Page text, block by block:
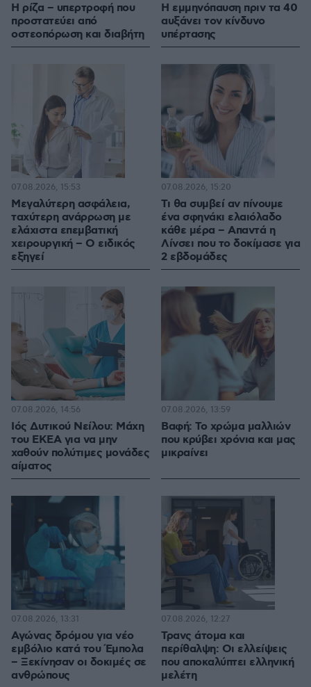
Η ρίζα – υπερτροφή που
προστατεύει από
οστεοπόρωση και διαβήτη
Η εμμηνόπαυση πριν τα 40
αυξάνει τον κίνδυνο
υπέρτασης
Μεγαλύτερη ασφάλεια,
ταχύτερη ανάρρωση με
ελάχιστα επεμβατική
χειρουργική – Ο ειδικός
εξηγεί
07.08.2026, 15:53
Τι θα συμβεί αν πίνουμε
ένα σφηνάκι ελαιόλαδο
κάθε μέρα – Απαντά η
Λίνσει που το δοκίμασε για
2 εβδομάδες
07.08.2026, 15:20
Ιός Δυτικού Νείλου: Μάχη
του ΕΚΕΑ για να μην
χαθούν πολύτιμες μονάδες
αίματος
07.08.2026, 14:56
Βαφή: Το χρώμα μαλλιών
που κρύβει χρόνια και μας
μικραίνει
07.08.2026, 13:59
Αγώνας δρόμου για νέο
εμβόλιο κατά του Έμπολα
– Ξεκίνησαν οι δοκιμές σε
ανθρώπους
07.08.2026, 13:31
Τρανς άτομα και
περίθαλψη: Οι ελλείψεις
που αποκαλύπτει ελληνική
μελέτη
07.08.2026, 12:27